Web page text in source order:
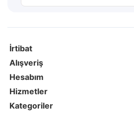
İrtibat
Alışveriş
Hesabım
Hizmetler
Kategoriler